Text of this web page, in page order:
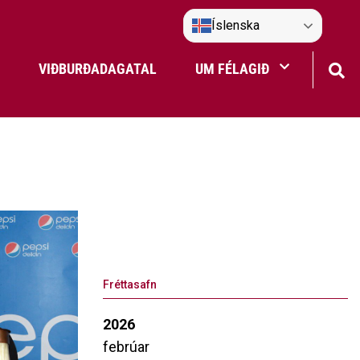
VIÐBURÐADAGATAL UM FÉLAGIÐ
Íslenska
Fréttasafn
2026
febrúar